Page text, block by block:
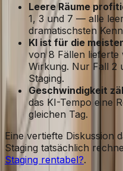
Leere Räume
1, 3 und 7 — alle
dramatischsten
KI ist für die
von 8 Fällen lieferte
Wirkung. Nur Fall 2
Staging.
Geschwindigkeit
das KI-Tempo eine
gleichen Tag.
Eine vertiefte Diskussion
Staging tatsächlich
Staging rentabel?.